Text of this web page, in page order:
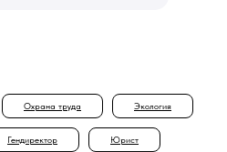
Охрана труда Экология
Гендиректор Юрист